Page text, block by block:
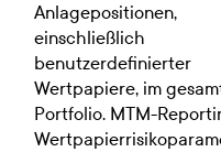
Anlagepositionen,
einschließlich
benutzerdefinierter
Wertpapiere, im
Portfolio. MTM-